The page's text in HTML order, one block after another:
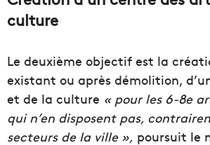
culture
Le deuxième objectif est la
existant ou après démolition,
et de la culture « pour les 6-8e
qui n’en disposent pas,
secteurs de la ville », poursuit le